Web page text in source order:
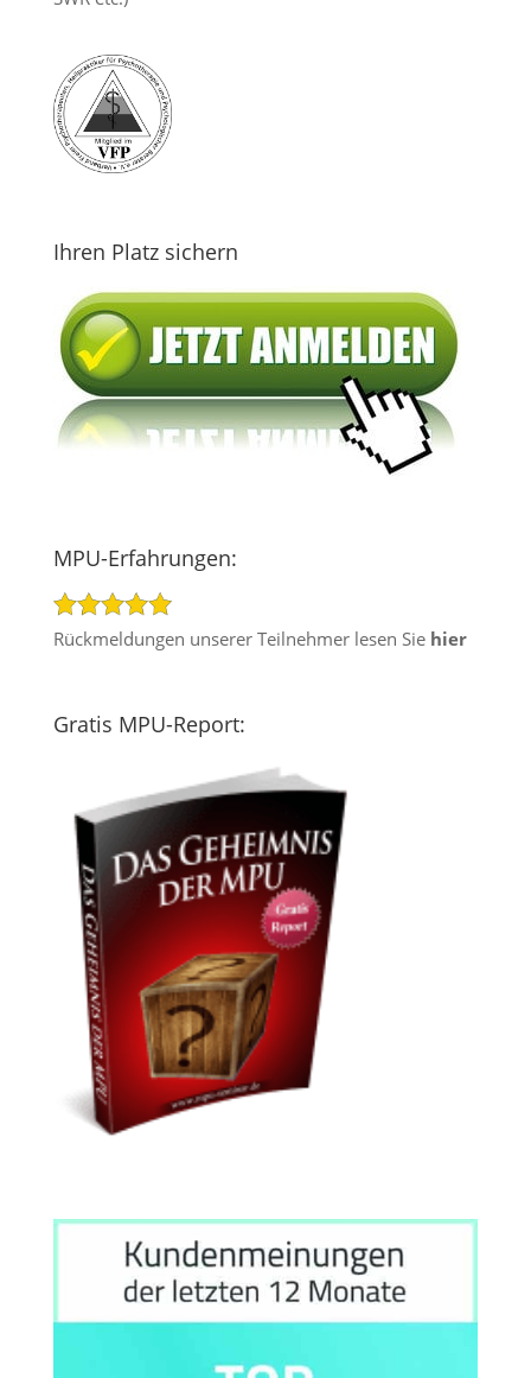
Ihren Platz sichern
MPU-Erfahrungen:
Rückmeldungen unserer Teilnehmer lesen Sie hier
Gratis MPU-Report: